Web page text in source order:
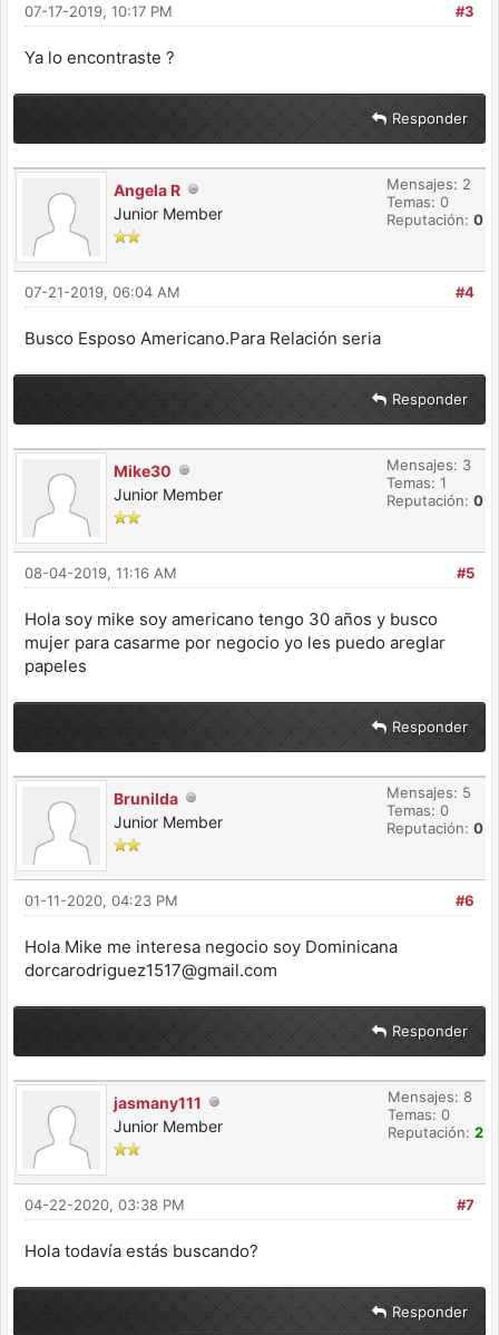
#3
07-17-2019, 10:17 PM
Ya lo encontraste ?
Responder
Angela R
Junior Member
Mensajes: 2
Temas: 0
Reputación: 0
#4
07-21-2019, 06:04 AM
Busco Esposo Americano.Para Relación seria
Responder
Mike30
Junior Member
Mensajes: 3
Temas: 1
Reputación: 0
#5
08-04-2019, 11:16 AM
Hola soy mike soy americano tengo 30 años y busco
mujer para casarme por negocio yo les puedo areglar
papeles
Responder
Brunilda
Junior Member
Mensajes: 5
Temas: 0
Reputación: 0
#6
01-11-2020, 04:23 PM
Hola Mike me interesa negocio soy Dominicana
dorcarodriguez1517@gmail.com
Responder
jasmany111
Junior Member
Mensajes: 8
Temas: 0
Reputación: 2
#7
04-22-2020, 03:38 PM
Hola todavía estás buscando?
Responder